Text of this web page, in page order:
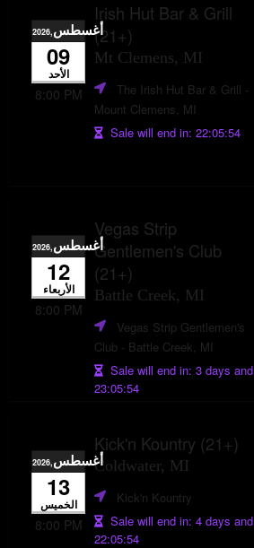
Irish Hut Bar & Grill
(21+)
Mt Clemens, MI
أغسطس,2026
09
الأحد
8:00 PM The Irish Hut Bar & Grill -
Mount Clemens, MI
Sale will end in: 22:05:53
Vegas Strip
Gentlemen's Club
(21+)
Battle Creek, MI
أغسطس,2026
12
الأربعاء
8:00 PM
Vegas Strip Gentlemen's
Club - Battle Creek, MI
Sale will end in: 3 days and
23:05:53
Kick'n Kountry (21+)
Coldwater, MIأغسطس,2026
13
الخميس
8:00 PM
Kick'n Kountry
Sale will end in: 4 days and
22:05:53